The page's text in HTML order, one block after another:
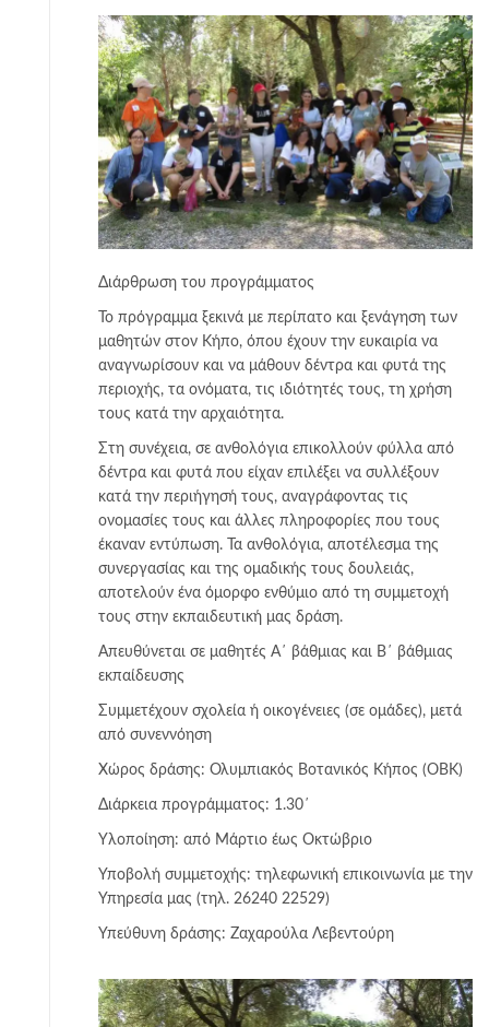
Διάρθρωση του προγράμματος
Το πρόγραμμα ξεκινά με περίπατο και ξενάγηση των
μαθητών στον Κήπο, όπου έχουν την ευκαιρία να
αναγνωρίσουν και να μάθουν δέντρα και φυτά της
περιοχής, τα ονόματα, τις ιδιότητές τους, τη χρήση
τους κατά την αρχαιότητα.
Στη συνέχεια, σε ανθολόγια επικολλούν φύλλα από
δέντρα και φυτά που είχαν επιλέξει να συλλέξουν
κατά την περιήγησή τους, αναγράφοντας τις
ονομασίες τους και άλλες πληροφορίες που τους
έκαναν εντύπωση. Τα ανθολόγια, αποτέλεσμα της
συνεργασίας και της ομαδικής τους δουλειάς,
αποτελούν ένα όμορφο ενθύμιο από τη συμμετοχή
τους στην εκπαιδευτική μας δράση.
Απευθύνεται σε μαθητές Α΄ βάθμιας και Β΄ βάθμιας
εκπαίδευσης
Συμμετέχουν σχολεία ή οικογένειες (σε ομάδες), μετά
από συνεννόηση
Χώρος δράσης: Ολυμπιακός Βοτανικός Κήπος (ΟΒΚ)
Διάρκεια προγράμματος: 1.30΄
Υλοποίηση: από Μάρτιο έως Οκτώβριο
Υποβολή συμμετοχής: τηλεφωνική επικοινωνία με την
Υπηρεσία μας (τηλ. 26240 22529)
Υπεύθυνη δράσης: Ζαχαρούλα Λεβεντούρη